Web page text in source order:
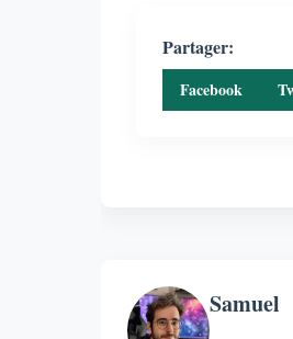
Partager:
Facebook
Samuel